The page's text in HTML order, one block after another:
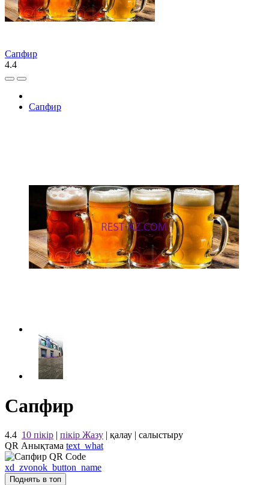
Сапфир
4.4
Сапфир
Сапфир
4.4 10 пікір | пікір Жазу | қалау | салыстыру
QR Анықтама text_what
xd_zvonok_button_name
Поднять в топ